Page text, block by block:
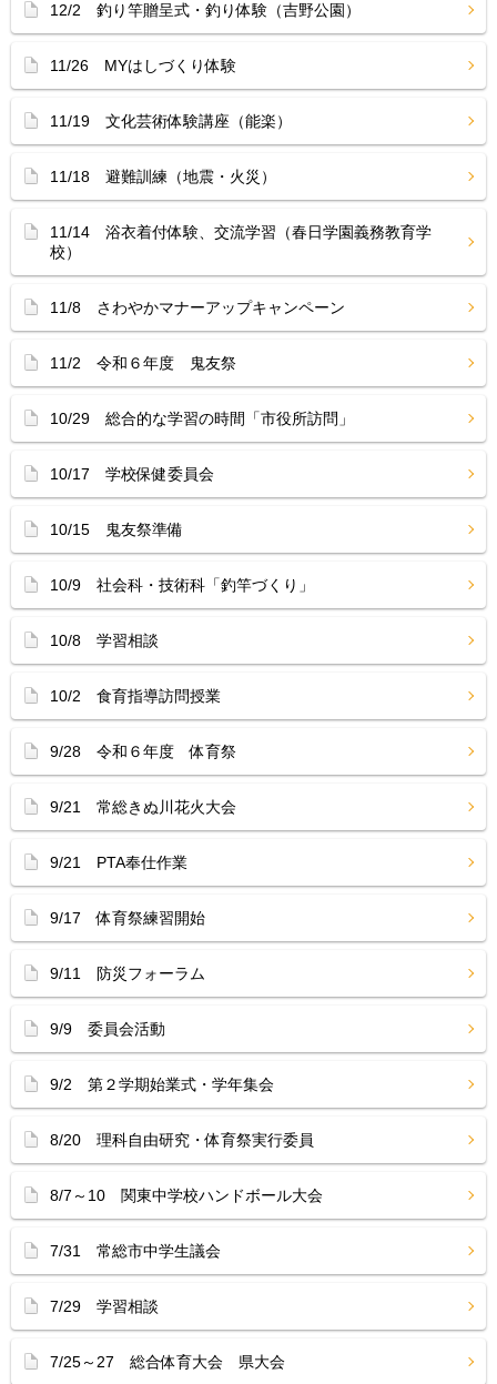
12/2 釣り竿贈呈式・釣り体験（吉野公園）
11/26 MYはしづくり体験
11/19 文化芸術体験講座（能楽）
11/18 避難訓練（地震・火災）
11/14 浴衣着付体験、交流学習（春日学園義務教育学
校）
11/8 さわやかマナーアップキャンペーン
11/2 令和６年度 鬼友祭
10/29 総合的な学習の時間「市役所訪問」
10/17 学校保健委員会
10/15 鬼友祭準備
10/9 社会科・技術科「釣竿づくり」
10/8 学習相談
10/2 食育指導訪問授業
9/28 令和６年度 体育祭
9/21 常総きぬ川花火大会
9/21 PTA奉仕作業
9/17 体育祭練習開始
9/11 防災フォーラム
9/9 委員会活動
9/2 第２学期始業式・学年集会
8/20 理科自由研究・体育祭実行委員
8/7～10 関東中学校ハンドボール大会
7/31 常総市中学生議会
7/29 学習相談
7/25～27 総合体育大会 県大会